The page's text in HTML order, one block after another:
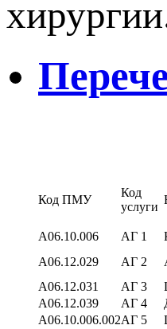
Код ПМУ
Код
услуги
A06.10.006 АГ 1
A06.12.029
АГ 2
A06.12.031
АГ 3
A06.12.039
АГ 4
A06.10.006.002АГ 5